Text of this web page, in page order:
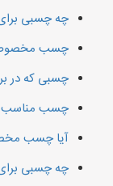
چه چسبی
چسب مخصوص
چسبی که در
چسب مناسب
آیا چسب
چه چسبی